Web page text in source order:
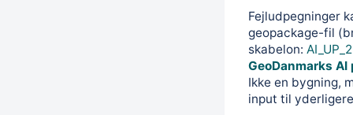
Fejludpegninger
geopackage-fil
skabelon:
GeoDanmarks AI
Ikke en bygning,
input til